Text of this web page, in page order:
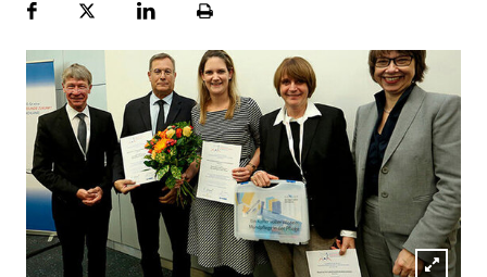
FacebookPlattformLinekdInSeite